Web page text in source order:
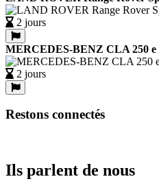
2 jours
MERCEDES-BENZ CLA 250 e
2 jours
Restons connectés
Ils parlent de nous